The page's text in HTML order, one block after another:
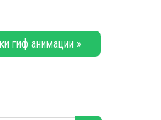
гиф анимации »